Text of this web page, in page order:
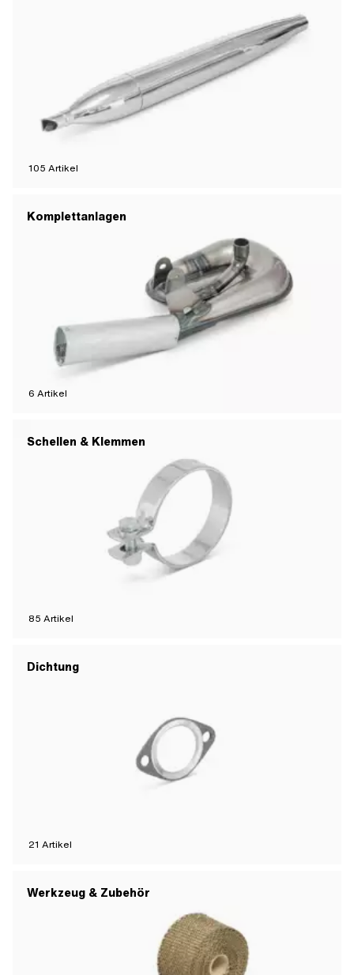
105 Artikel
Komplettanlagen
6 Artikel
Schellen & Klemmen
85 Artikel
Dichtung
21 Artikel
Werkzeug & Zubehör